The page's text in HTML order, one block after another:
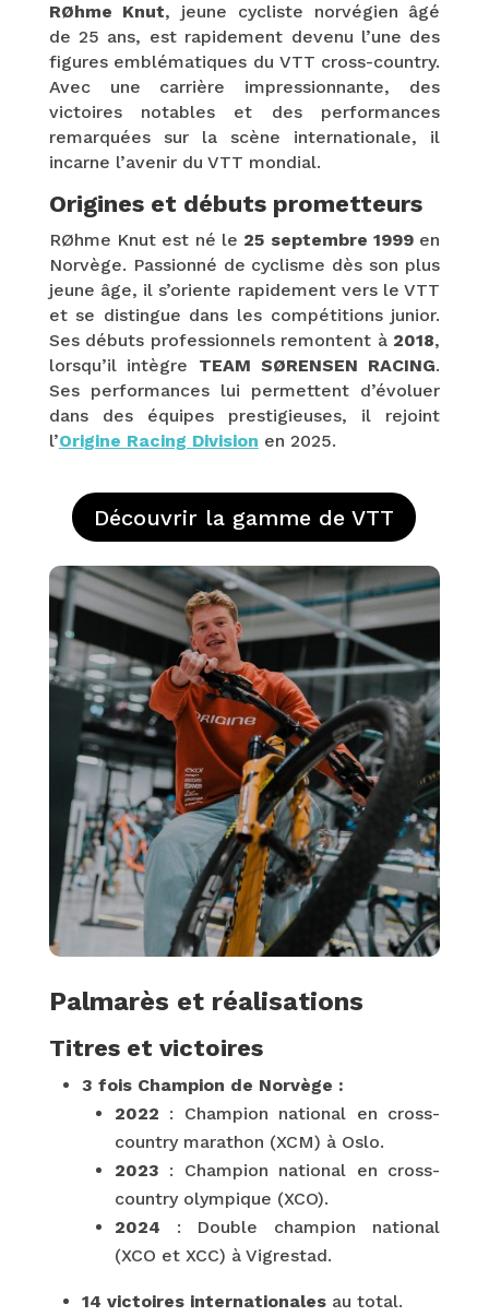
RØhme Knut, jeune cycliste norvégien âgé
de 25 ans, est rapidement devenu l’une des
figures emblématiques du VTT cross-country.
Avec une carrière impressionnante, des
victoires notables et des performances
remarquées sur la scène internationale, il
incarne l’avenir du VTT mondial.
Origines et débuts prometteurs
RØhme Knut est né le 25 septembre 1999en
Norvège. Passionné de cyclisme dès son plus
jeune âge, il s’oriente rapidement vers le VTT
et se distingue dans les compétitions junior.
Ses débuts professionnels remontent à 2018,
lorsqu’il intègre TEAM SØRENSEN RACING.
Ses performances lui permettent d’évoluer
dans des équipes prestigieuses, il rejoint
l’Origine Racing Division en 2025.
Découvrir la gamme de VTT
Palmarès et réalisations
Titres et victoires
3 fois Champion de Norvège :
2022 : Champion national en cross-
country marathon (XCM) à Oslo.
2023 : Champion national en cross-
country olympique (XCO).
2024 : Double champion national
(XCO et XCC) à Vigrestad.
14 victoires internationalesau total.